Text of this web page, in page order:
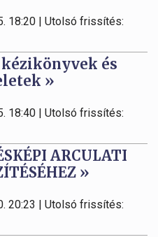
18:20 | Utolsó frissítés:
és
»
18:40 | Utolsó frissítés:
ARCULATI
»
20:23 | Utolsó frissítés: